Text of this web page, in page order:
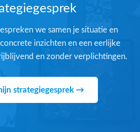
we samen je situatie en
inzichten en een eerlijke
en zonder verplichtingen.
strategiegesprek →